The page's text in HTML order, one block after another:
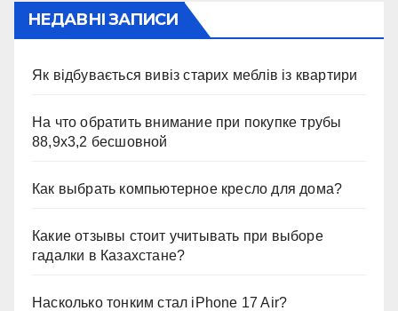
НЕДАВНІ ЗАПИСИ
Як відбувається вивіз старих меблів із квартири
На что обратить внимание при покупке трубы
88,9х3,2 бесшовной
Как выбрать компьютерное кресло для дома?
Какие отзывы стоит учитывать при выборе
гадалки в Казахстане?
Насколько тонким стал iPhone 17 Air?